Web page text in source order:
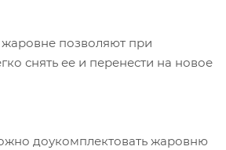
позволяют при
снять ее и перенести на новое
доукомплектовать жаровню